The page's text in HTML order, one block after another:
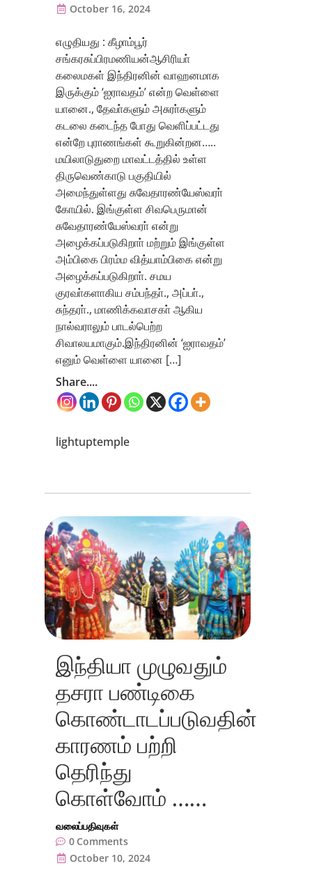
October 16, 2024
எழுதியது : கீழாம்பூர்
சங்கரசுப்பிரமணியன்ஆசிரியா்
கலைமகள் இந்திரனின் வாஹனமாக
இருக்கும் ‘ஐராவதம்’ என்ற வெள்ளை
யானை., தேவா்களும் அசுரா்களும்
கடலை கடைந்த போது வெளிப்பட்டது
என்றே புராணங்கள் கூறுகின்றன…..
மயிலாடுதுறை மாவட்டத்தில் உள்ள
திருவெண்காடு பகுதியில்
அமைந்துள்ளது சுவேதாரண்யேஸ்வரா்
கோயில். இங்குள்ள சிவபெருமான்
சுவேதாரண்யேஸ்வரா் என்று
அழைக்கப்படுகிறாா் மற்றும் இங்குள்ள
அம்பிகை பிரம்ம வித்யாம்பிகை என்று
அழைக்கப்படுகிறாா். சமய
குரவா்களாகிய சம்பந்தா்., அப்பா்.,
சுந்தரா்., மாணிக்கவாசகா் ஆகிய
நால்வராலும் பாடல்பெற்ற
சிவாலயமாகும்.இந்திரனின் ‘ஐராவதம்’
எனும் வெள்ளை யானை […]
Share....
lightuptemple
இந்தியா முழுவதும்
தசரா பண்டிகை
கொண்டாடப்படுவதின்
காரணம் பற்றி
தெரிந்து
கொள்வோம் ……
வலைப்பதிவுகள்
0 Comments
October 10, 2024